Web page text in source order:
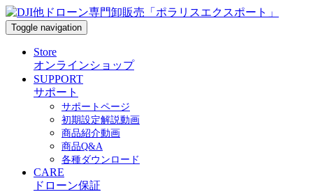
Toggle navigation
Store
オンラインショップ
SUPPORT
サポート
サポートページ
初期設定解説動画
商品紹介動画
商品Q&A
各種ダウンロード
CARE
ドローン保証